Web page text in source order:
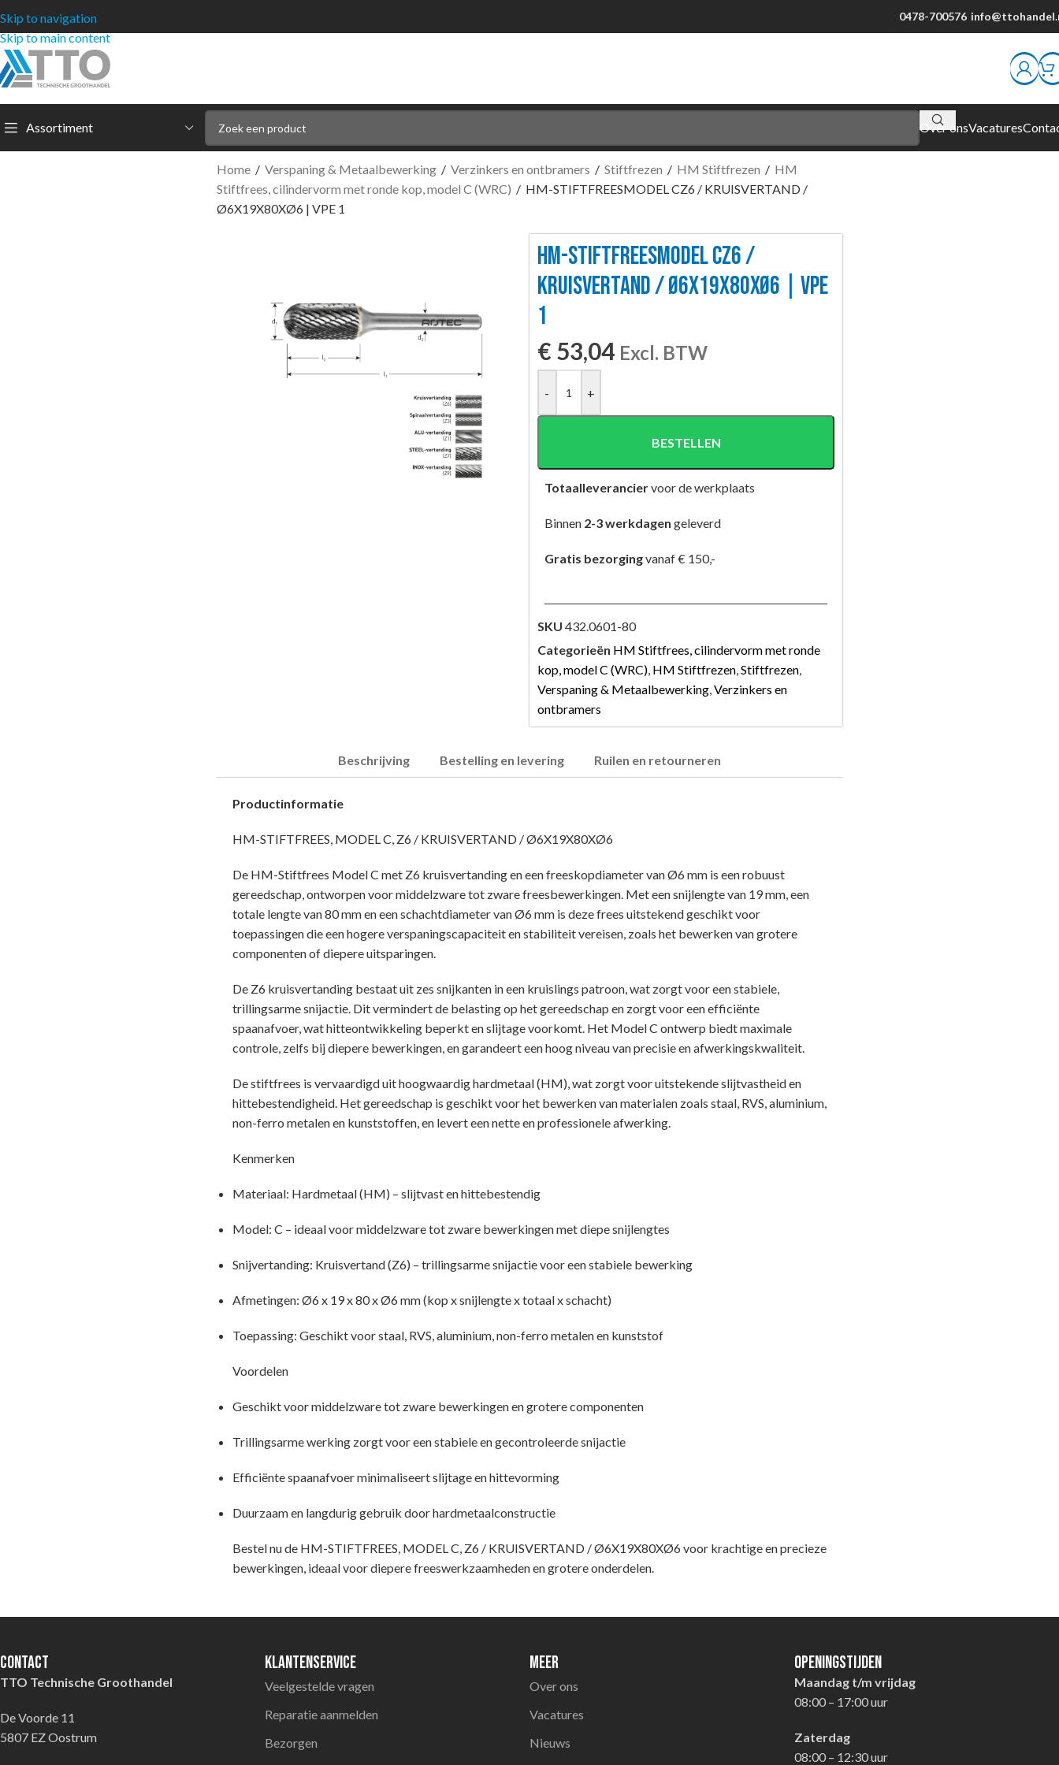
Skip to navigation
Skip to main content
0478-700576
Assortiment Over onsVacatures
Home / Verspaning & Metaalbewerking / Verzinkers en ontbramers / Stiftfrezen / HM Stiftfrezen / HM
Stiftfrees, cilindervorm met ronde kop, model C (WRC) / HM-STIFTFREESMODEL CZ6 / KRUISVERTAND /
Ø6X19X80XØ6 | VPE 1
HM-STIFTFREESMODEL CZ6 /
KRUISVERTAND / Ø6X19X80XØ6 | VPE
1
€ 53,04 Excl. BTW
- +
BESTELLEN
Totaalleveranciervoor de werkplaats
Binnen 2-3 werkdagen geleverd
Gratis bezorgingvanaf € 150,-
SKU 432.0601-80
Categorieën HM Stiftfrees, cilindervorm met ronde
kop, model C (WRC), HM Stiftfrezen,Stiftfrezen,
Verspaning & Metaalbewerking,Verzinkers en
ontbramers
Beschrijving Bestelling en levering Ruilen en retourneren
Productinformatie
HM-STIFTFREES, MODEL C, Z6 / KRUISVERTAND / Ø6X19X80XØ6
De HM-Stiftfrees Model C met Z6 kruisvertanding en een freeskopdiameter van Ø6 mm is een robuust
gereedschap, ontworpen voor middelzware tot zware freesbewerkingen. Met een snijlengte van 19 mm, een
totale lengte van 80 mm en een schachtdiameter van Ø6 mm is deze frees uitstekend geschikt voor
toepassingen die een hogere verspaningscapaciteit en stabiliteit vereisen, zoals het bewerken van grotere
componenten of diepere uitsparingen.
De Z6 kruisvertanding bestaat uit zes snijkanten in een kruislings patroon, wat zorgt voor een stabiele,
trillingsarme snijactie. Dit vermindert de belasting op het gereedschap en zorgt voor een efficiënte
spaanafvoer, wat hitteontwikkeling beperkt en slijtage voorkomt. Het Model C ontwerp biedt maximale
controle, zelfs bij diepere bewerkingen, en garandeert een hoog niveau van precisie en afwerkingskwaliteit.
De stiftfrees is vervaardigd uit hoogwaardig hardmetaal (HM), wat zorgt voor uitstekende slijtvastheid en
hittebestendigheid. Het gereedschap is geschikt voor het bewerken van materialen zoals staal, RVS, aluminium,
non-ferro metalen en kunststoffen, en levert een nette en professionele afwerking.
Kenmerken
Materiaal: Hardmetaal (HM) – slijtvast en hittebestendig
Model: C – ideaal voor middelzware tot zware bewerkingen met diepe snijlengtes
Snijvertanding: Kruisvertand (Z6) – trillingsarme snijactie voor een stabiele bewerking
Afmetingen: Ø6 x 19 x 80 x Ø6 mm (kop x snijlengte x totaal x schacht)
Toepassing: Geschikt voor staal, RVS, aluminium, non-ferro metalen en kunststof
Voordelen
Geschikt voor middelzware tot zware bewerkingen en grotere componenten
Trillingsarme werking zorgt voor een stabiele en gecontroleerde snijactie
Efficiënte spaanafvoer minimaliseert slijtage en hittevorming
Duurzaam en langdurig gebruik door hardmetaalconstructie
Bestel nu de HM-STIFTFREES, MODEL C, Z6 / KRUISVERTAND / Ø6X19X80XØ6 voor krachtige en precieze
bewerkingen, ideaal voor diepere freeswerkzaamheden en grotere onderdelen.
Contact
TTO Technische Groothandel
De Voorde 11
5807 EZ Oostrum
Klantenservice
Veelgestelde vragen
Reparatie aanmelden
Bezorgen
Meer
Over ons
Vacatures
Nieuws
Openingstijden
Maandag t/m vrijdag
08:00 – 17:00 uur
Zaterdag
08:00 – 12:30 uur